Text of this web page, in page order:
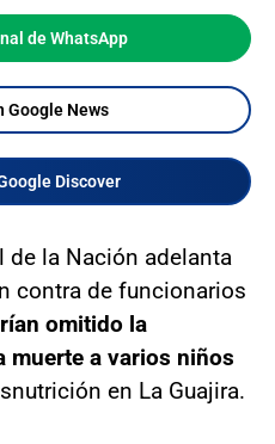
de WhatsApp
Google News
Discover
de la Nación adelanta
contra de funcionarios
omitido la
muerte a varios niños
en La Guajira.